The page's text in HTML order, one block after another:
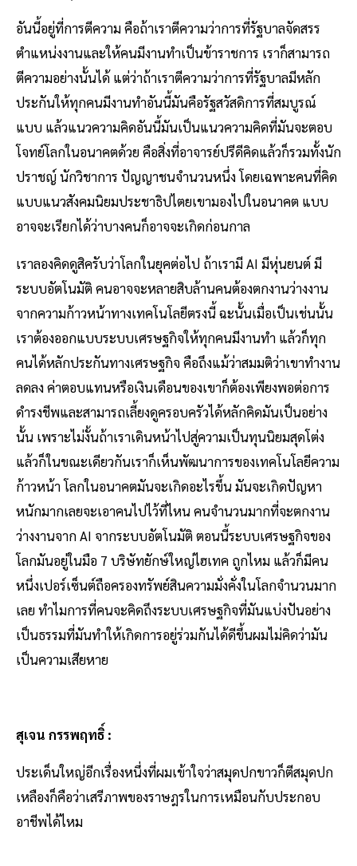
อันนี้อยู่ที่การตีความ คือถ้าเราตีความว่าการที่รัฐบาลจัดสรร
ตำแหน่งงานและให้คนมีงานทำเป็นข้าราชการ เราก็สามารถ
ตีความอย่างนั้นได้ แต่ว่าถ้าเราตีความว่าการที่รัฐบาลมีหลัก
ประกันให้ทุกคนมีงานทำอันนี้มันคือรัฐสวัสดิการที่สมบูรณ์
แบบ แล้วแนวความคิดอันนี้มันเป็นแนวความคิดที่มันจะตอบ
โจทย์โลกในอนาคตด้วย คือสิ่งที่อาจารย์ปรีดีคิดแล้วก็รวมทั้งนัก
ปราชญ์ นักวิชาการ ปัญญาชนจำนวนหนึ่ง โดยเฉพาะคนที่คิด
แบบแนวสังคมนิยมประชาธิปไตยเขามองไปในอนาคต แบบ
อาจจะเรียกได้ว่าบางคนก็อาจจะเกิดก่อนกาล
เราลองคิดดูสิครับว่าโลกในยุคต่อไป ถ้าเรามี AI มีหุ่นยนต์ มี
ระบบอัตโนมัติ คนอาจจะหลายสิบล้านคนต้องตกงานว่างงาน
จากความก้าวหน้าทางเทคโนโลยีตรงนี้ ฉะนั้นเมื่อเป็นเช่นนั้น
เราต้องออกแบบระบบเศรษฐกิจให้ทุกคนมีงานทำ แล้วก็ทุก
คนได้หลักประกันทางเศรษฐกิจ คือถึงแม้ว่าสมมติว่าเขาทำงาน
ลดลง ค่าตอบแทนหรือเงินเดือนของเขาก็ต้องเพียงพอต่อการ
ดำรงชีพและสามารถเลี้ยงดูครอบครัวได้หลักคิดมันเป็นอย่าง
นั้น เพราะไม่งั้นถ้าเราเดินหน้าไปสู่ความเป็นทุนนิยมสุดโต่ง
แล้วก็ในขณะเดียวกันเราก็เห็นพัฒนาการของเทคโนโลยีความ
ก้าวหน้า โลกในอนาคตมันจะเกิดอะไรขึ้น มันจะเกิดปัญหา
หนักมากเลยจะเอาคนไปไว้ที่ไหน คนจำนวนมากที่จะตกงาน
ว่างงานจาก AI จากระบบอัตโนมัติ ตอนนี้ระบบเศรษฐกิจของ
โลกมันอยู่ในมือ 7 บริษัทยักษ์ใหญ่ไฮเทค ถูกไหม แล้วก็มีคน
หนึ่งเปอร์เซ็นต์ถือครองทรัพย์สินความมั่งคั่งในโลกจำนวนมาก
เลย ทำไมการที่คนจะคิดถึงระบบเศรษฐกิจที่มันแบ่งปันอย่าง
เป็นธรรมที่มันทำให้เกิดการอยู่ร่วมกันได้ดีขึ้นผมไม่คิดว่ามัน
เป็นความเสียหาย
สุเจน กรรพฤทธิ์ :
ประเด็นใหญ่อีกเรื่องหนึ่งที่ผมเข้าใจว่าสมุดปกขาวก็ตีสมุดปก
เหลืองก็คือว่าเสรีภาพของราษฎรในการเหมือนกับประกอบ
อาชีพได้ไหม